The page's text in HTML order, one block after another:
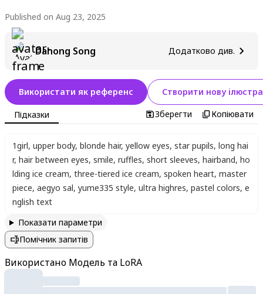
Published on Aug 23, 2025
Dahong Song Додатково див.
Використати як референс Створити нову
Підказки Зберегти Копіювати
1girl, upper body, blonde hair, yellow eyes, star pupils, long hai
r, hair between eyes, smile, ruffles, short sleeves, hairband, ho
lding ice cream, three-tiered ice cream, spoken heart, master
piece, aegyo sal, yume335 style, ultra highres, pastel colors, e
nglish text
Показати параметри
Помічник запитів
Використано Модель та LoRA